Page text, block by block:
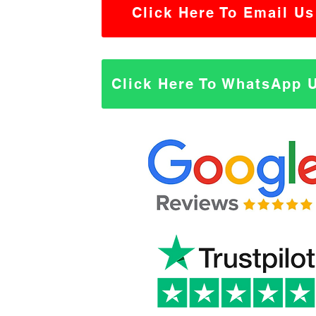
Click Here To Email Us
Click Here To WhatsApp